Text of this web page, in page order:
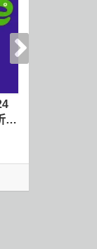
價